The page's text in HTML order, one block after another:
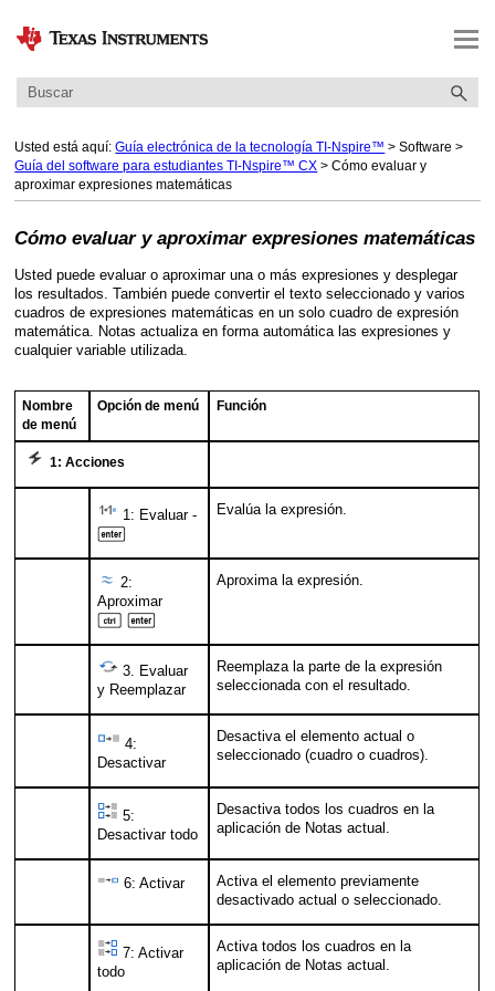
Saltar a contenido principal
Usted está aquí: Guía electrónica de la tecnología TI-Nspire™ >Software >
Guía del software para estudiantes TI-Nspire™ CX >Cómo evaluar y
aproximar expresiones matemáticas
Cómo evaluar y aproximar expresiones matemáticas
Usted puede evaluar o aproximar una o más expresiones y desplegar
los resultados. También puede convertir el texto seleccionado y varios
cuadros de expresiones matemáticas en un solo cuadro de expresión
matemática. Notas actualiza en forma automática las expresiones y
cualquier variable utilizada.
Nombre
de menú
Opción de menú Función
1: Acciones
1: Evaluar -
·
Evalúa la expresión.
2:
Aproximar
/ ·
Aproxima la expresión.
3. Evaluar
y Reemplazar
Reemplaza la parte de la expresión
seleccionada con el resultado.
4:
Desactivar
Desactiva el elemento actual o
seleccionado (cuadro o cuadros).
5:
Desactivar todo
Desactiva todos los cuadros en la
aplicación de Notas actual.
6: Activar
Activa el elemento previamente
desactivado actual o seleccionado.
7: Activar
todo
Activa todos los cuadros en la
aplicación de Notas actual.